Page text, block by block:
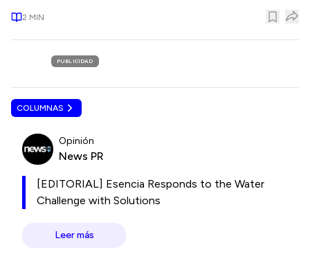
2 MIN
PUBLICIDAD
COLUMNAS
Opinión
News PR
[EDITORIAL] Esencia Responds to the Water
Challenge with Solutions
Leer más